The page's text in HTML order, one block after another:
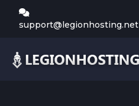
support@legionhosting.net